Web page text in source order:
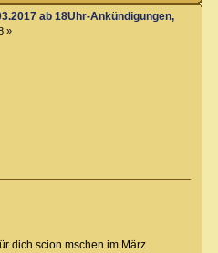
ab 18Uhr-Ankündigungen,
»
dich scion mschen im März